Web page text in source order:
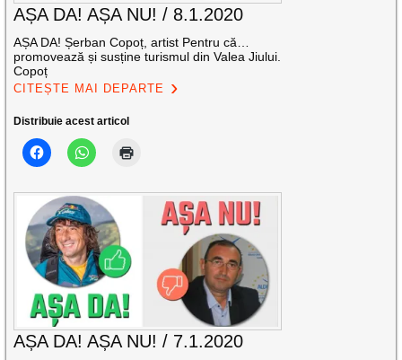
AȘA DA! AȘA NU! / 8.1.2020
AȘA DA! Șerban Copoț, artist Pentru că…
promovează și susține turismul din Valea Jiului.
Copoț
CITEȘTE MAI DEPARTE
Distribuie acest articol
AȘA DA! AȘA NU! / 7.1.2020